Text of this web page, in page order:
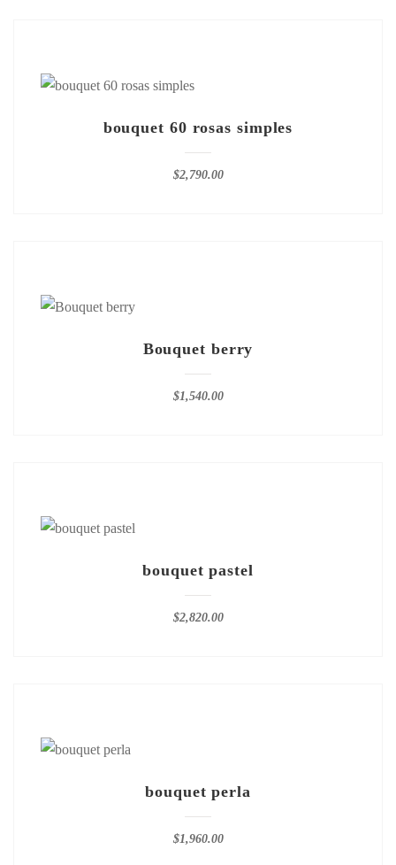
bouquet 60 rosas simples
$2,790.00
Bouquet berry
$1,540.00
bouquet pastel
$2,820.00
bouquet perla
$1,960.00